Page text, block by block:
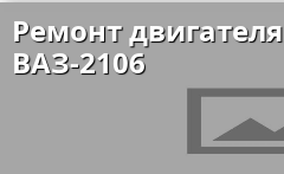
Ремонт двигателя
ВАЗ-2106